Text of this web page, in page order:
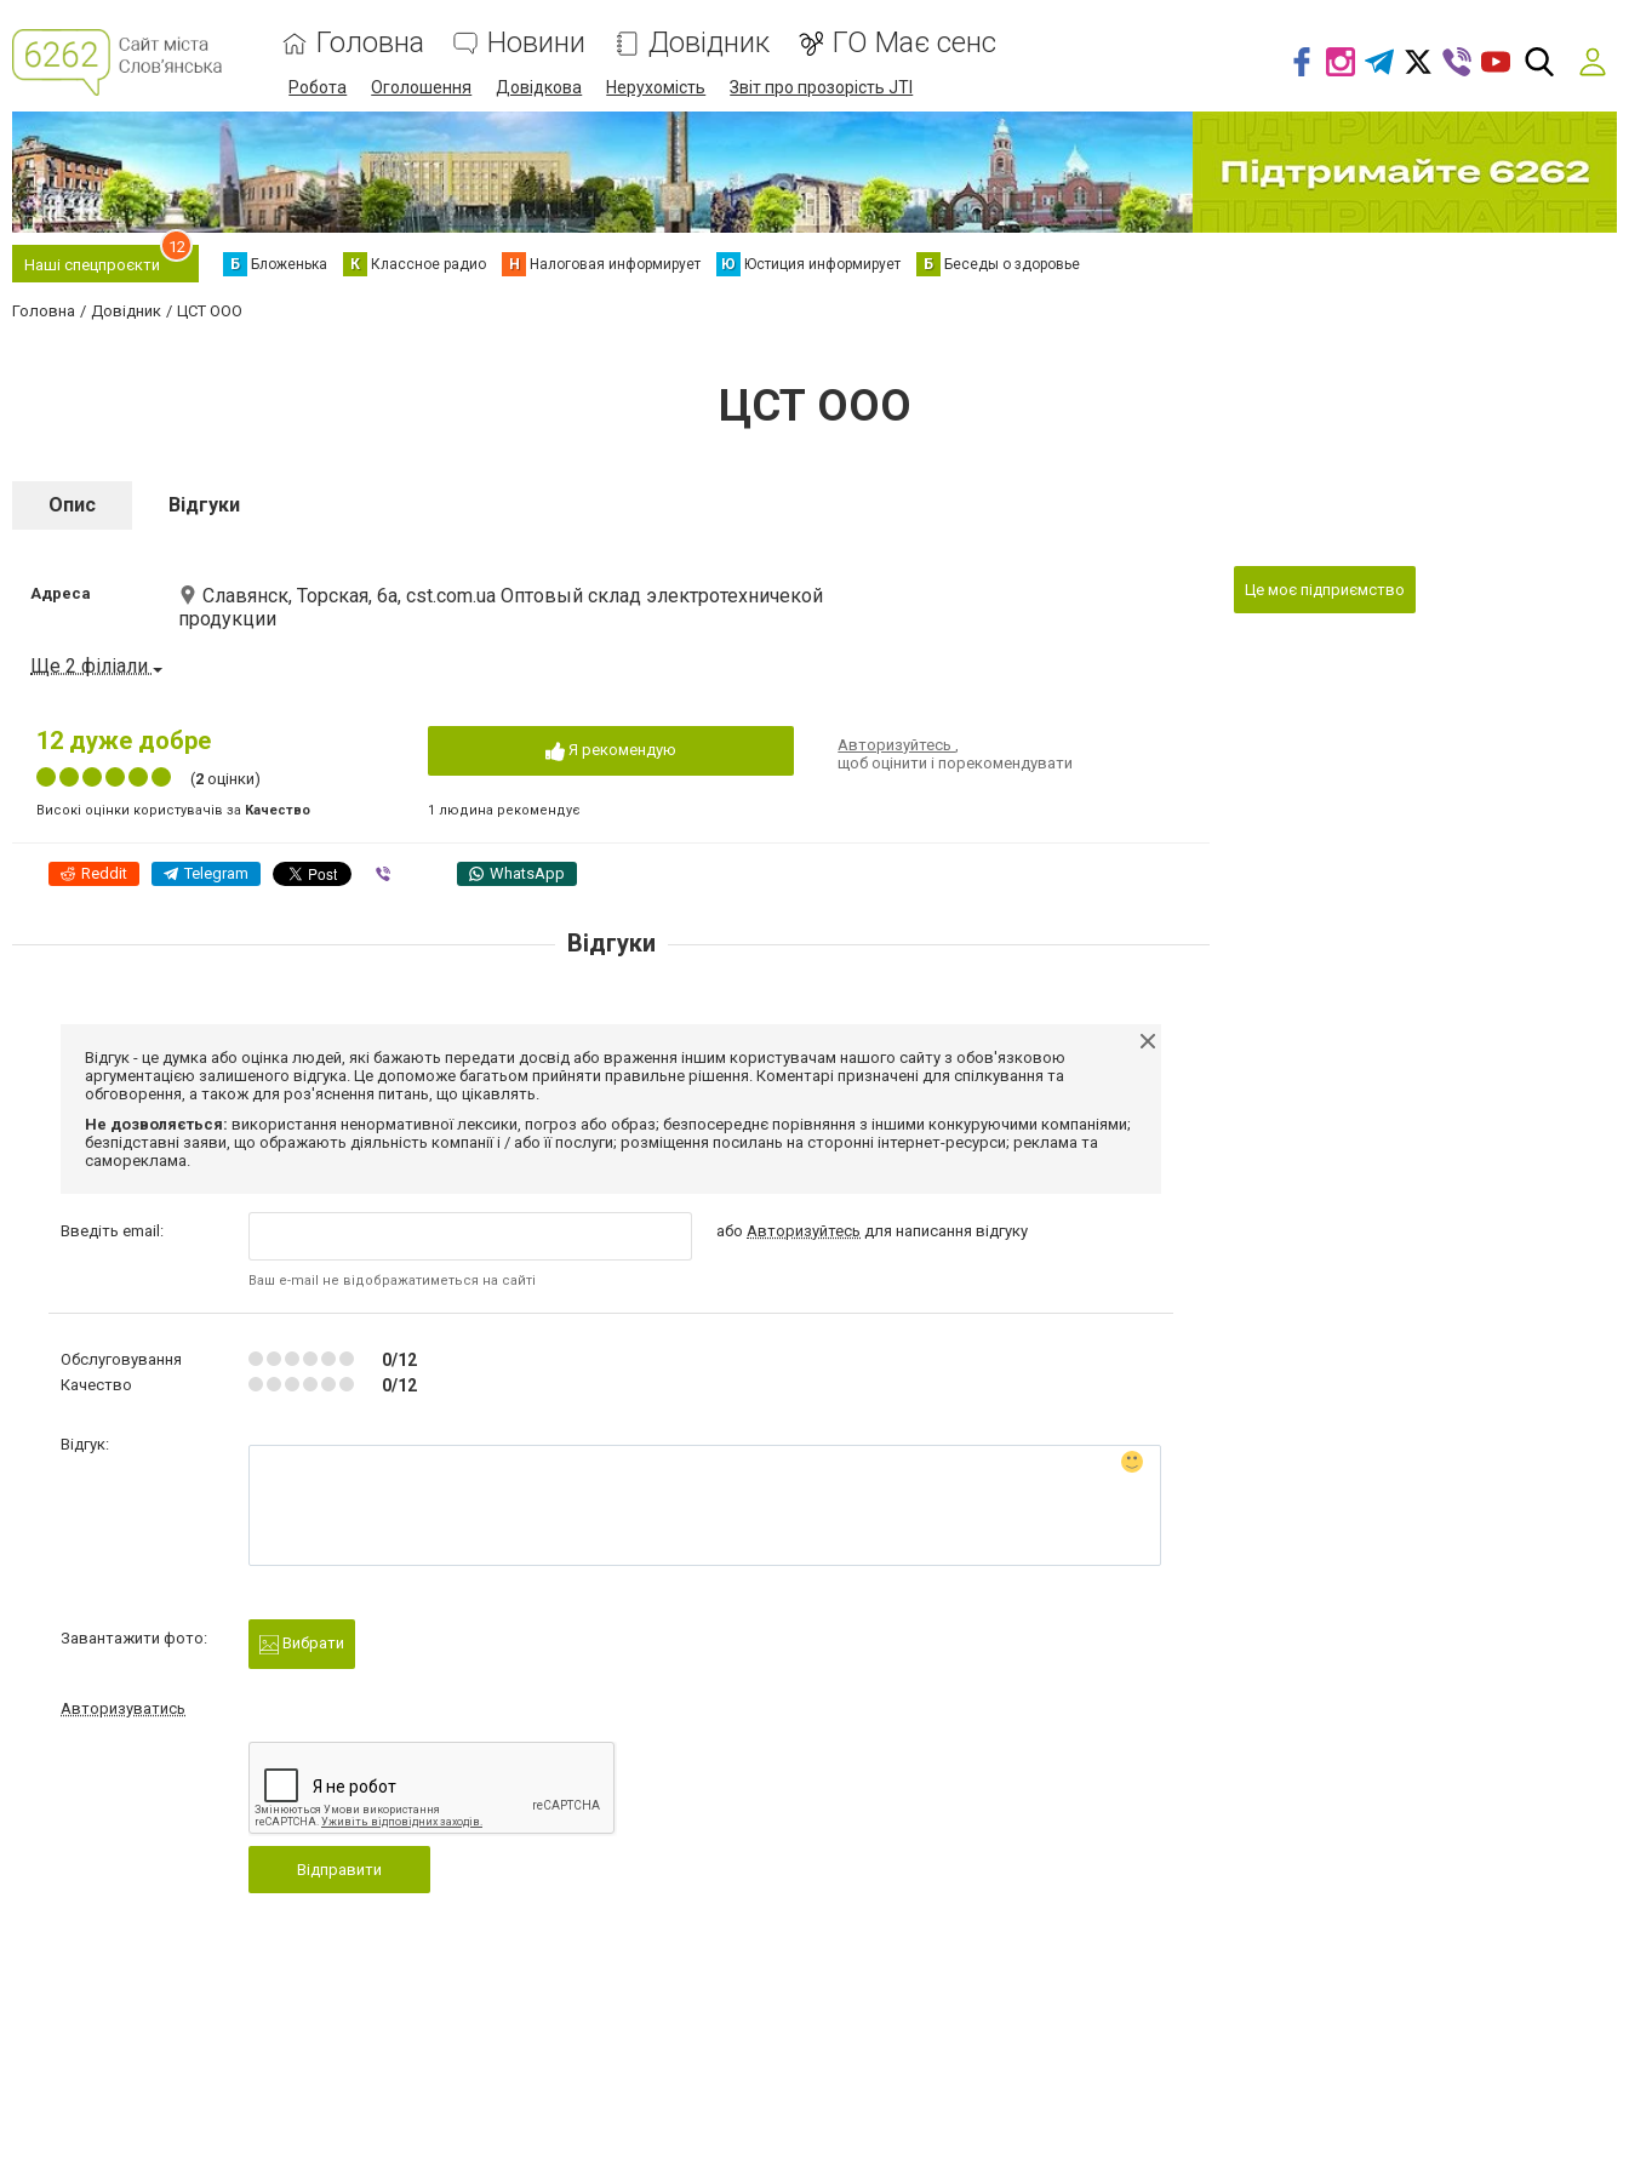
Головна Новини Довідник ГО Має сенс
Робота Оголошення Довідкова Нерухомість Звіт про прозорість JTI
Наші спецпроєкти
12
Б Бложенька К Классное радио Н Налоговая информирует Ю Юстиция информирует Б Беседы о здоровье
Головна Довідник ЦСТ ООО
ЦСТ ООО
Опис Відгуки
Адреса
Славянск, Торская, 6а, cst.com.ua Оптовый склад электротехничекой
продукции
Ще 2 філіали
12 дуже добре
(2 оцінки)
Високі оцінки користувачів за Качество
Я рекомендую
1 людина рекомендує
Авторизуйтесь,
щоб оцінити і порекомендувати
Reddit Telegram WhatsApp
Це моє підприємство
Відгуки
Відгук - це думка або оцінка людей, які бажають передати досвід або враження іншим користувачам нашого сайту з обов'язковою
аргументацією залишеного відгука. Це допоможе багатьом прийняти правильне рішення. Коментарі призначені для спілкування та
обговорення, а також для роз'яснення питань, що цікавлять.
Не дозволяється: використання ненормативної лексики, погроз або образ; безпосереднє порівняння з іншими конкуруючими компаніями;
безпідставні заяви, що ображають діяльність компанії і / або її послуги; розміщення посилань на сторонні інтернет-ресурси; реклама та
самореклама.
Введіть email:
Ваш e-mail не відображатиметься на сайті
абоАвторизуйтесь для написання відгуку
Обслуговування 0/12
Качество 0/12
Відгук:
Завантажити фото: Вибрати
Авторизуватись
Відправити